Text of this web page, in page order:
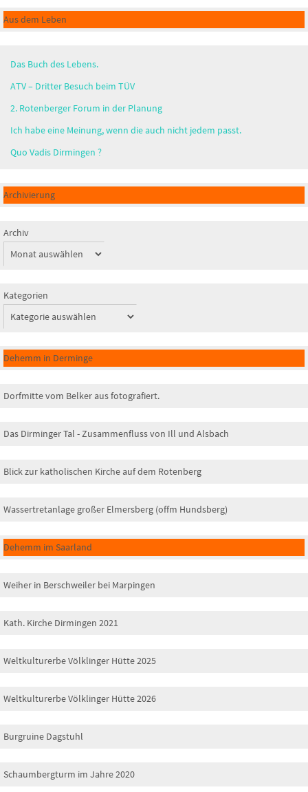
Aus dem Leben
Das Buch des Lebens.
ATV – Dritter Besuch beim TÜV
2. Rotenberger Forum in der Planung
Ich habe eine Meinung, wenn die auch nicht jedem passt.
Quo Vadis Dirmingen ?
Archivierung
Archiv
Kategorien
Dehemm in Derminge
Dorfmitte vom Belker aus fotografiert.
Das Dirminger Tal - Zusammenfluss von Ill und Alsbach
Blick zur katholischen Kirche auf dem Rotenberg
Wassertretanlage großer Elmersberg (offm Hundsberg)
Dehemm im Saarland
Weiher in Berschweiler bei Marpingen
Kath. Kirche Dirmingen 2021
Weltkulturerbe Völklinger Hütte 2025
Weltkulturerbe Völklinger Hütte 2026
Burgruine Dagstuhl
Schaumbergturm im Jahre 2020